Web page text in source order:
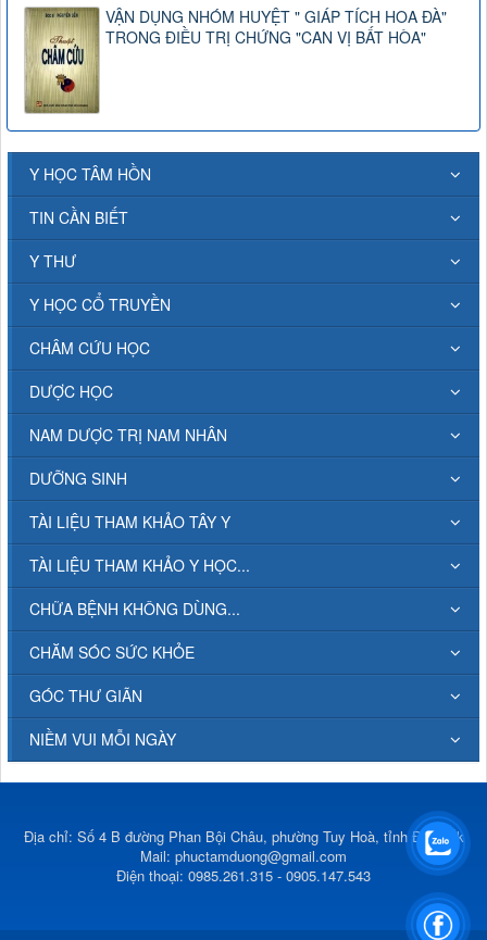
VẬN DỤNG NHÓM HUYỆT " GIÁP TÍCH HOA ĐÀ"
TRONG ĐIỀU TRỊ CHỨNG "CAN VỊ BẤT HÒA"
Y HỌC TÂM HỒN
TIN CẦN BIẾT
Y THƯ
Y HỌC CỔ TRUYỀN
CHÂM CỨU HỌC
DƯỢC HỌC
NAM DƯỢC TRỊ NAM NHÂN
DƯỠNG SINH
TÀI LIỆU THAM KHẢO TÂY Y
TÀI LIỆU THAM KHẢO Y HỌC...
CHỮA BỆNH KHÔNG DÙNG...
CHĂM SÓC SỨC KHỎE
GÓC THƯ GIÃN
NIỀM VUI MỖI NGÀY
Địa chỉ: Số 4 B đường Phan Bội Châu, phường Tuy Hoà, tỉnh Đắk Lắk
Mail: phuctamduong@gmail.com
Điện thoại: 0985.261.315 - 0905.147.543